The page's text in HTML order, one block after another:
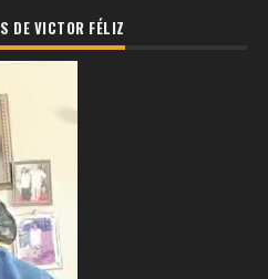
DE VICTOR FÉLIZ